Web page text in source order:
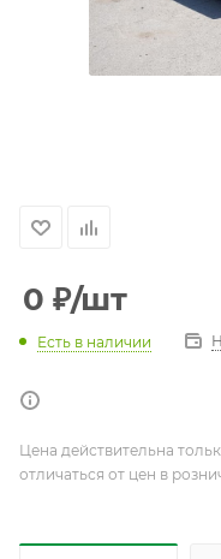
0 ₽/шт
Есть в наличии
Цена действительна
отличаться от цен в